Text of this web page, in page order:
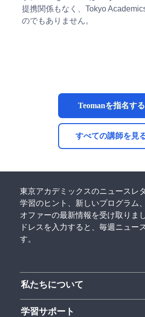
提携関係もなく、Tokyo
のでもありません。
Teomanを指名する
すべての講師を見
私たちについて
学習サポート
東京アカデミックスのニュースレ
学習のヒント、新しいプログラム
オファーの最新情報を受け取りま
ドレスを入力すると、毎週ニュー
す。